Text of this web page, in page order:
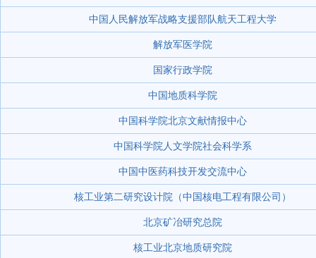
中国人民解放军战略支援部队航天工程大学
解放军医学院
国家行政学院
中国地质科学院
中国科学院北京文献情报中心
中国科学院人文学院社会科学系
中国中医药科技开发交流中心
核工业第二研究设计院（中国核电工程有限公司）
北京矿冶研究总院
核工业北京地质研究院